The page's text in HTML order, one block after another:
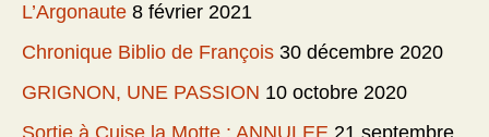
L’Argonaute 8 février 2021
Chronique Biblio de François 30 décembre 2020
GRIGNON, UNE PASSION 10 octobre 2020